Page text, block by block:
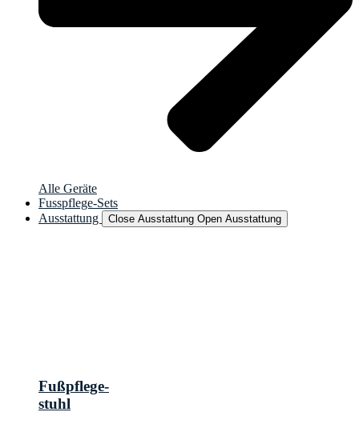
Alle Geräte
Fusspflege-Sets
Ausstattung
Close Ausstattung Open Ausstattung
Fußpflege-
stuhl